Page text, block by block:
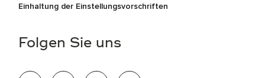
Einhaltung der Einstellungsvorschriften
Folgen Sie uns